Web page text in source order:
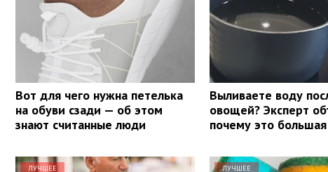
Вот для чего нужна петелька
на обуви сзади — об этом
знают считанные люди
Выливаете воду
овощей? Эксперт
почему это
ЛУЧШЕЕ ЛУЧШЕЕ